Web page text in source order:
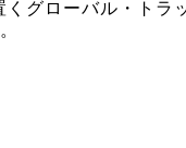
グローバル・トラ